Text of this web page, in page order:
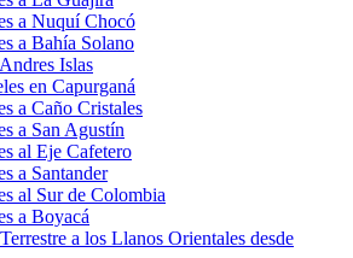
a Nuquí Chocó
a Bahía Solano
Islas
en Capurganá
a Caño Cristales
a San Agustín
al Eje Cafetero
a Santander
al Sur de Colombia
a Boyacá
a los Llanos Orientales desde